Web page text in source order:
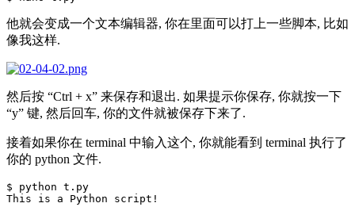
他就会变成一个文本编辑器, 你在里面可以打上一些脚本, 比如
像我这样.
然后按 Ctrl + x
来保存和退出. 如果提示你保存, 你就按一下
y
键, 然后回车, 你的文件就被保存下来了.
接着如果你在 terminal 中输入这个, 你就能看到 terminal 执行了
你的 python 文件.
$ python t.py